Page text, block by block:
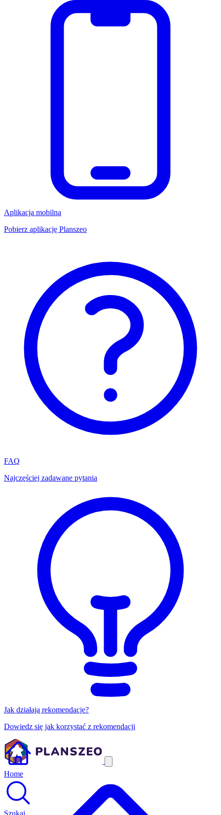
Aplikacja mobilna
Pobierz aplikację Planszeo
FAQ
Najczęściej zadawane pytania
Jak działają rekomendacje?
Dowiedz się jak korzystać z rekomendacji
Home
Szukaj